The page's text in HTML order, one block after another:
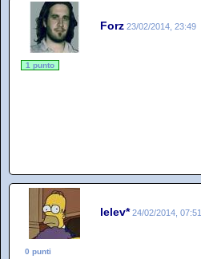
Forz 23/02/2014, 23:49
1 punto
lelev* 24/02/2014, 07:51
0 punti